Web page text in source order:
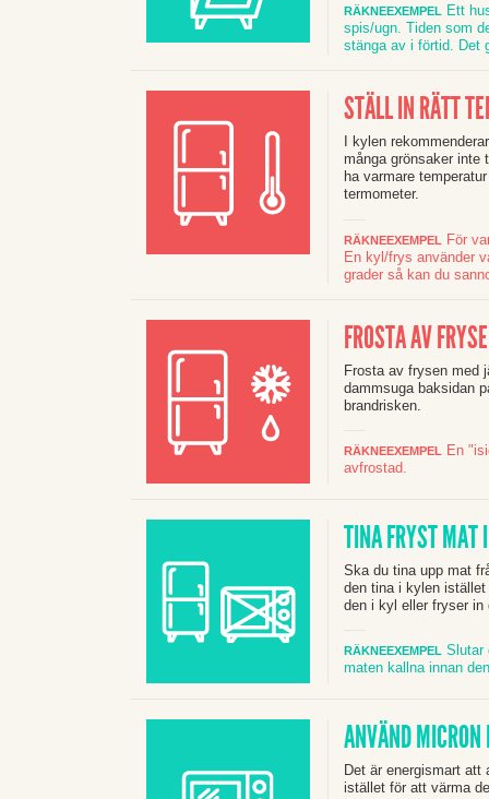
RÄKNEEXEMPEL Ett
spis/ugn. Tiden som
stänga av i förtid. Det
STÄLL IN RÄTT
I kylen
många grönsaker inte
ha varmare
termometer.
RÄKNEEXEMPEL För
En kyl/frys använder
grader så kan du
FROSTA AV
Frosta av frysen med
dammsuga baksidan
brandrisken.
RÄKNEEXEMPELEn
avfrostad.
TINA FRYST MAT
Ska du tina upp mat
den tina i kylen
den i kyl eller fryser in
RÄKNEEXEMPELSlutar
maten kallna innan
ANVÄND MICRON
Det är energismart att
istället för att värma